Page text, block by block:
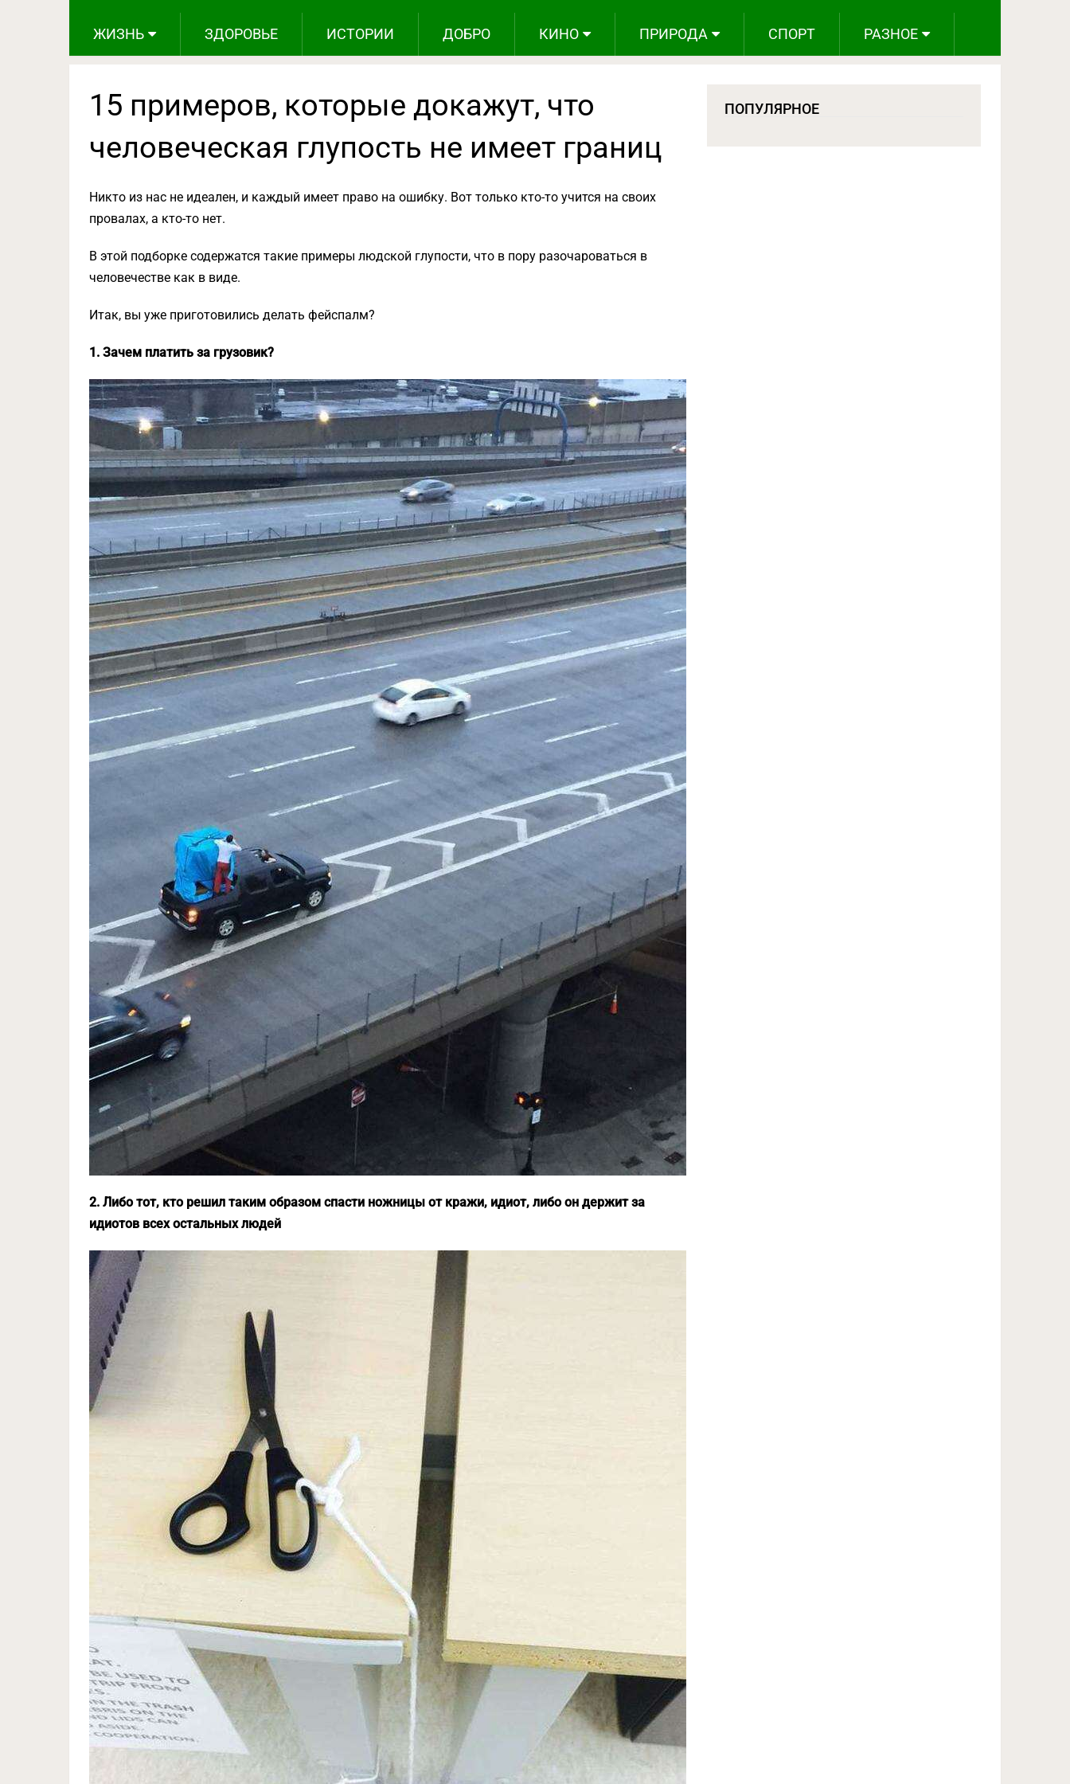
ЖИЗНЬ ЗДОРОВЬЕ ИСТОРИИ ДОБРО КИНО ПРИРОДА СПОРТ РАЗНОЕ
15 примеров, которые докажут, что
человеческая глупость не имеет границ
Никто из нас не идеален, и каждый имеет право на ошибку. Вот только кто-то учится на своих
провалах, а кто-то нет.
В этой подборке содержатся такие примеры людской глупости, что в пору разочароваться в
человечестве как в виде.
Итак, вы уже приготовились делать фейспалм?
1. Зачем платить за грузовик?
2. Либо тот, кто решил таким образом спасти ножницы от кражи, идиот, либо он держит за
идиотов всех остальных людей
ПОПУЛЯРНОЕ